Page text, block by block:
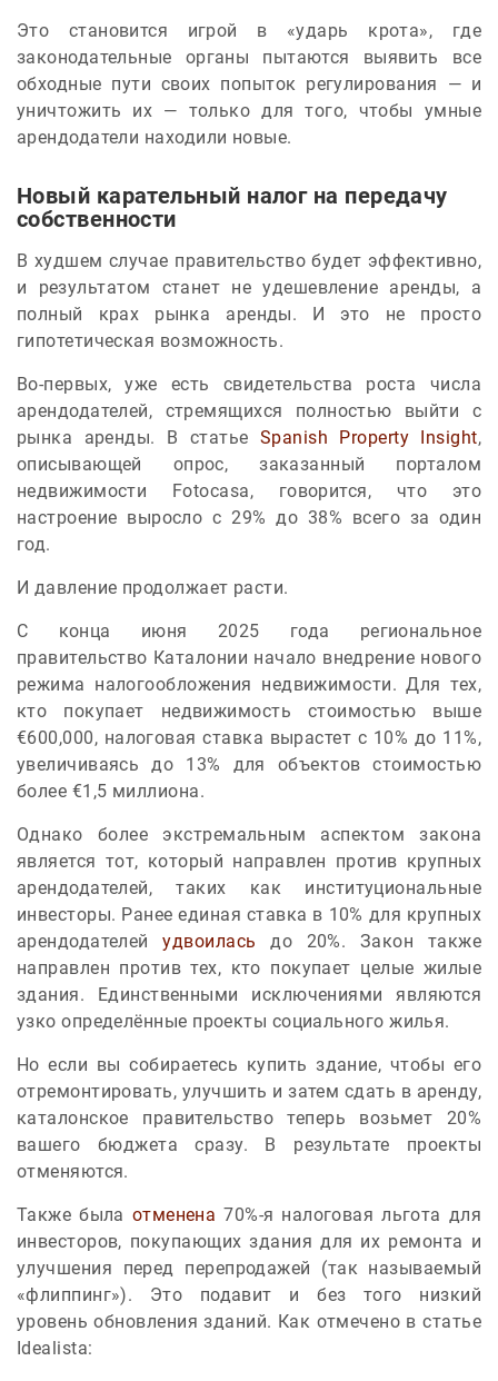
Это становится игрой в «ударь крота», где
законодательные органы пытаются выявить все
обходные пути своих попыток регулирования — и
уничтожить их — только для того, чтобы умные
арендодатели находили новые.
Новый карательный налог на передачу
собственности
В худшем случае правительство будет эффективно,
и результатом станет не удешевление аренды, а
полный крах рынка аренды. И это не просто
гипотетическая возможность.
Во-первых, уже есть свидетельства роста числа
арендодателей, стремящихся полностью выйти с
рынка аренды. В статье Spanish Property Insight,
описывающей опрос, заказанный порталом
недвижимости Fotocasa, говорится, что это
настроение выросло с 29% до 38% всего за один
год.
И давление продолжает расти.
С конца июня 2025 года региональное
правительство Каталонии начало внедрение нового
режима налогообложения недвижимости. Для тех,
кто покупает недвижимость стоимостью выше
€600,000, налоговая ставка вырастет с 10% до 11%,
увеличиваясь до 13% для объектов стоимостью
более €1,5 миллиона.
Однако более экстремальным аспектом закона
является тот, который направлен против крупных
арендодателей, таких как институциональные
инвесторы. Ранее единая ставка в 10% для крупных
арендодателейудвоилась до 20%. Закон также
направлен против тех, кто покупает целые жилые
здания. Единственными исключениями являются
узко определённые проекты социального жилья.
Но если вы собираетесь купить здание, чтобы его
отремонтировать, улучшить и затем сдать в аренду,
каталонское правительство теперь возьмет 20%
вашего бюджета сразу. В результате проекты
отменяются.
Также была отменена 70%-я налоговая льгота для
инвесторов, покупающих здания для их ремонта и
улучшения перед перепродажей (так называемый
«флиппинг»). Это подавит и без того низкий
уровень обновления зданий. Как отмечено в статье
Idealista: